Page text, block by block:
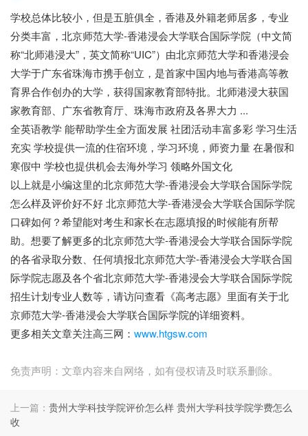
学校总体比较小，但是五脏俱全，香港及外籍老师居多，专业
分类丰富，北京师范大学-香港浸会大学联合国际学院（中文简
称“北师港浸大”，英文简称“UIC”）由北京师范大学和香港浸会
大学于广东省珠海市携手创立，是首家中国内地与香港高等教
育界合作创办的大学，获得国家教育部特批。北师港浸大获国
家教育部、广东省教育厅、珠海市政府及各界大力 ...
全英语教学 能帮助学生全方面发展 社团活动丰富多彩 学习生活
充实 学校提供一流的住宿环境，学习环境，师资力量 在暑假和
寒假中 学校也提供机会去海外学习 领略外国文化
以上就是小编这里的北京师范大学-香港浸会大学联合国际学院
怎么样及评价好不好 北京师范大学-香港浸会大学联合国际学院
口碑如何？希望能对考生和家长在志愿填报的时候能有所帮
助。想要了解更多的北京师范大学-香港浸会大学联合国际学院
的各省录取分数、任何填报北京师范大学-香港浸会大学联合国
际学院志愿及各个省北京师范大学-香港浸会大学联合国际学院
招生计划专业人数等，请访问查看《高考志愿》里面有关于北
京师范大学-香港浸会大学联合国际学院的详细资料。
更多相关文章关注高三网： www.htgsw.com
免责声明：文章内容来自网络，如有侵权请及时联系删除。
上一篇： 贵州大学科技学院评价怎么样 贵州大学科技学院学费怎么
收